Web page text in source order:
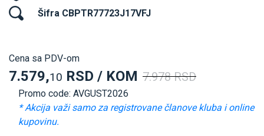
Šifra CBPTR77723J17VFJ
Cena sa PDV-om
7.579,10 RSD / KOM 7.978 RSD
Promo code: AVGUST2026
* Akcija važi samo za registrovane članove kluba i online
kupovinu.